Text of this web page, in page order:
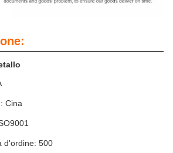
Cina
d'ordine: 500